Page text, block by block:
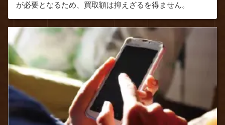
が必要となるため、買取額は抑えざるを得ません。